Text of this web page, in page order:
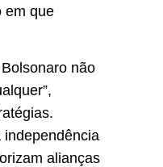
em que
não
independência
alianças